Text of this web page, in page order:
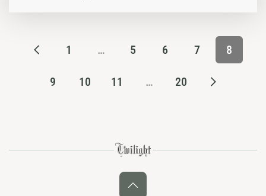
1 … 5 6 7 8
9 10 11 … 20